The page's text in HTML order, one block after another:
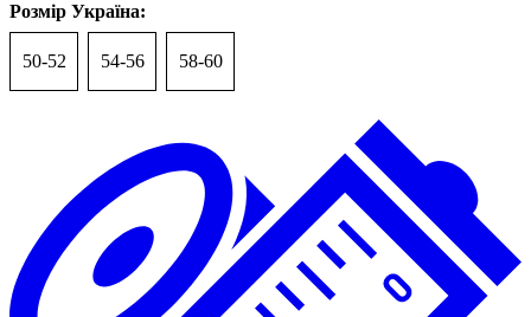
Розмір Україна:
50-52 54-56 58-60